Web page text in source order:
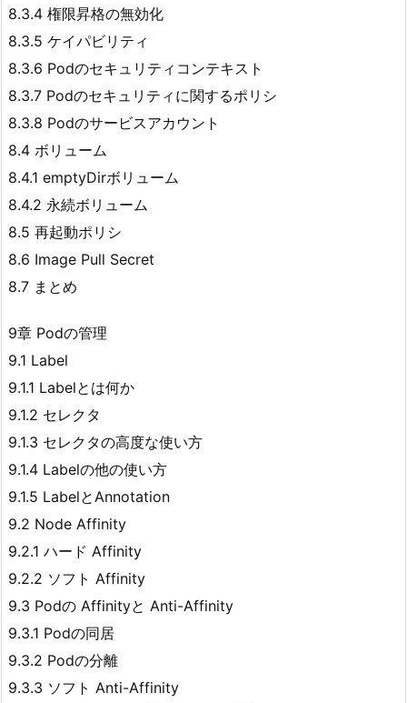
8.3.4 権限昇格の無効化
8.3.5 ケイパビリティ
8.3.6 Podのセキュリティコンテキスト
8.3.7 Podのセキュリティに関するポリシ
8.3.8 Podのサービスアカウント
8.4 ボリューム
8.4.1 emptyDirボリューム
8.4.2 永続ボリューム
8.5 再起動ポリシ
8.6 Image Pull Secret
8.7 まとめ
9章 Podの管理
9.1 Label
9.1.1 Labelとは何か
9.1.2 セレクタ
9.1.3 セレクタの高度な使い方
9.1.4 Labelの他の使い方
9.1.5 LabelとAnnotation
9.2 Node Affinity
9.2.1 ハード Affinity
9.2.2 ソフト Affinity
9.3 Podの Affinityと Anti-Affinity
9.3.1 Podの同居
9.3.2 Podの分離
9.3.3 ソフト Anti-Affinity